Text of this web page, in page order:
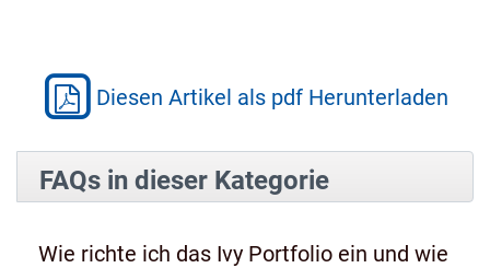
Diesen Artikel als pdf Herunterladen
FAQs in dieser Kategorie
Wie richte ich das Ivy Portfolio ein und wie